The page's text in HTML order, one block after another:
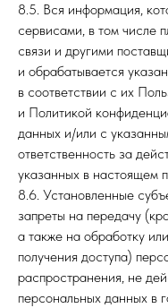
8.5. Вся информация,
сервисами, в том числе
связи и другими
и обрабатывается
в соответствии с их
и Политикой
данных и/или с
ответственность за
указанных в настоящем
8.6. Установленные
запреты на передачу
а также на обработку
получения доступа)
распространения, не
персональных данных в